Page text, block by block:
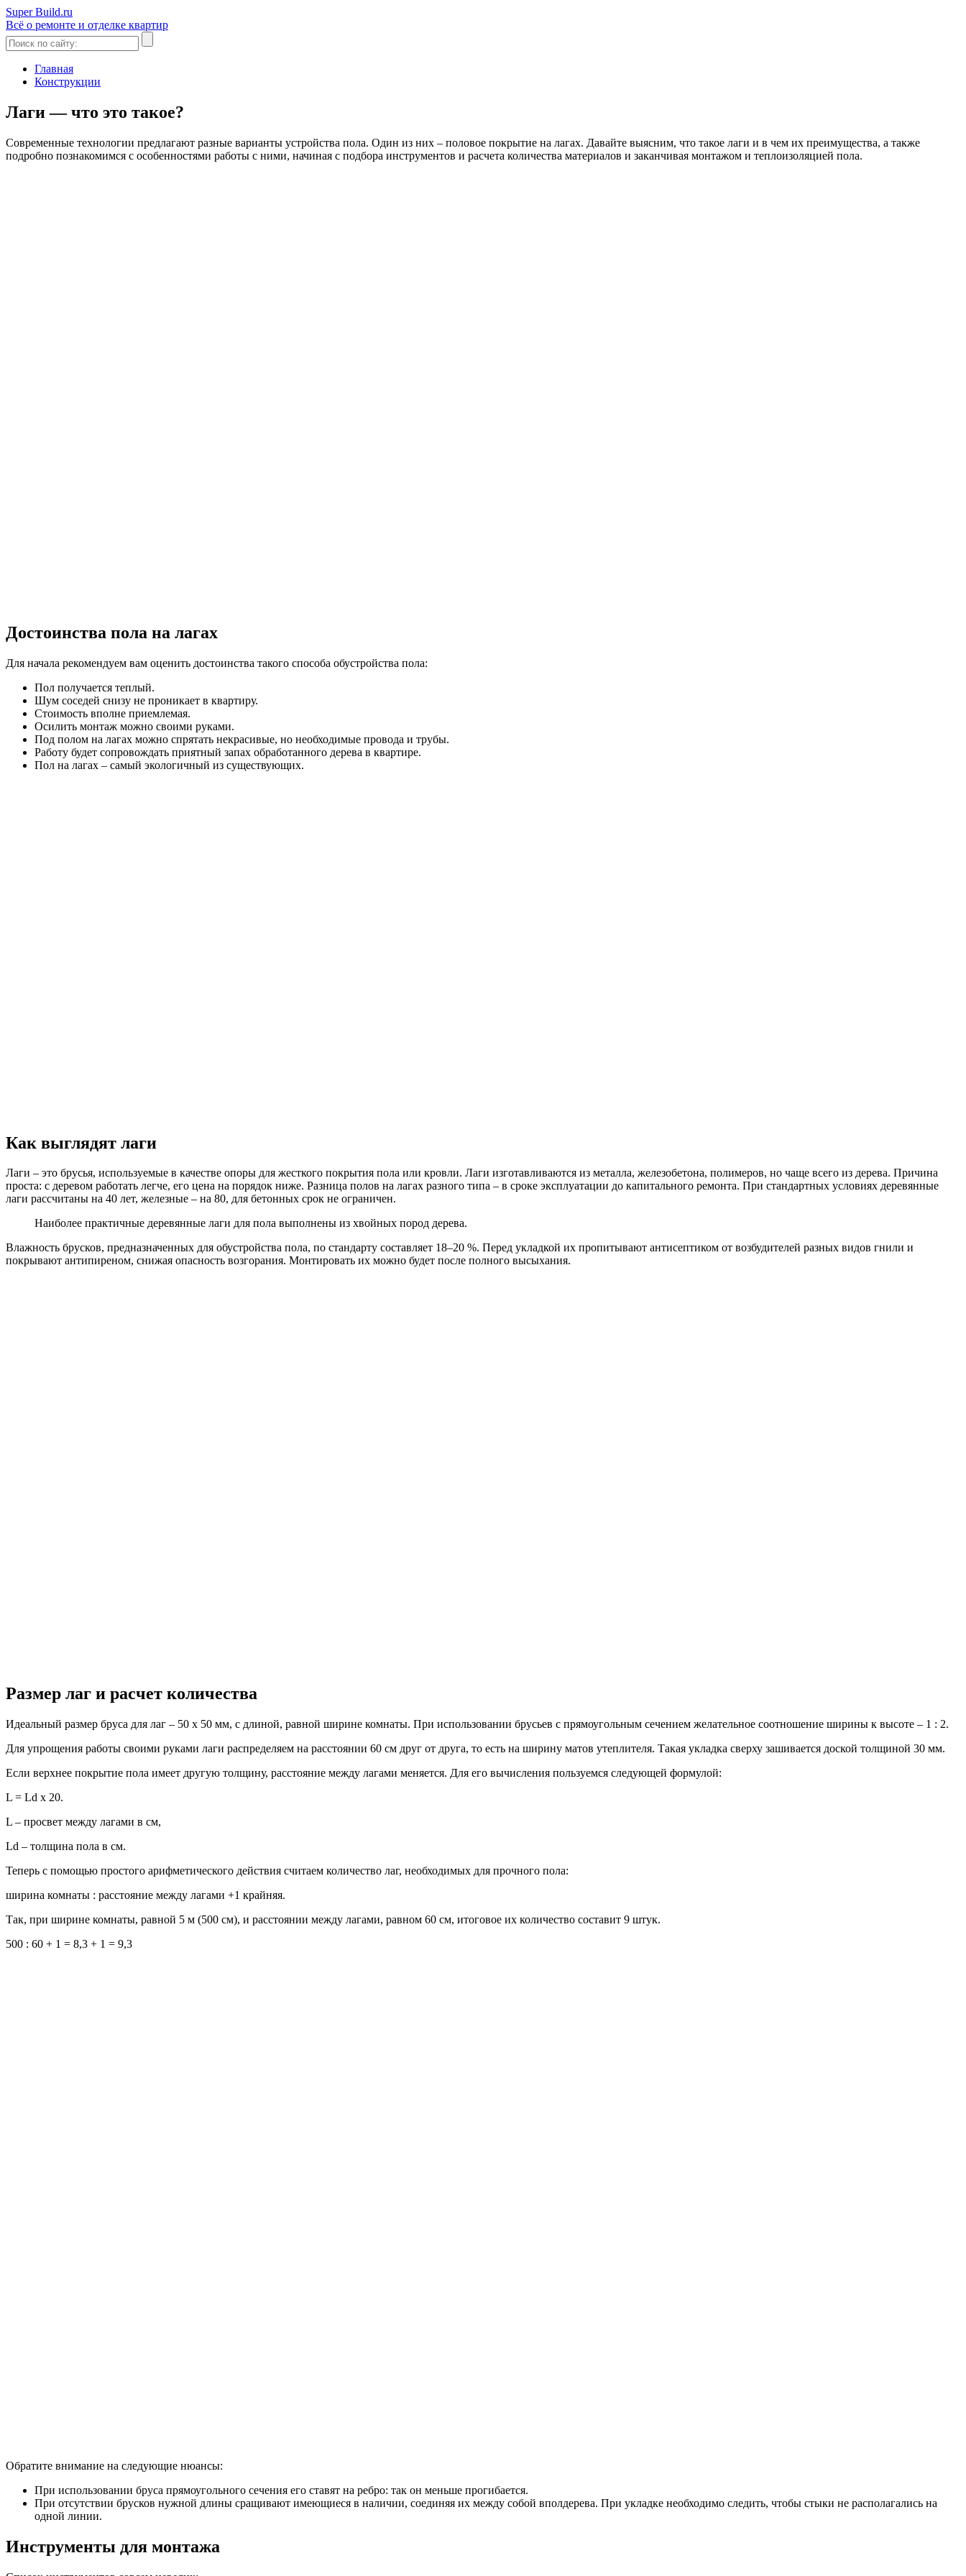
Super Build.ru
Всё о ремонте и отделке квартир
Главная
Конструкции
Лаги — что это такое?
Современные технологии предлагают разные варианты устройства пола. Один из них – половое покрытие на лагах. Давайте выясним, что такое лаги и в чем их преимущества, а также
подробно познакомимся с особенностями работы с ними, начиная с подбора инструментов и расчета количества материалов и заканчивая монтажом и теплоизоляцией пола.
Достоинства пола на лагах
Для начала рекомендуем вам оценить достоинства такого способа обустройства пола:
Пол получается теплый.
Шум соседей снизу не проникает в квартиру.
Стоимость вполне приемлемая.
Осилить монтаж можно своими руками.
Под полом на лагах можно спрятать некрасивые, но необходимые провода и трубы.
Работу будет сопровождать приятный запах обработанного дерева в квартире.
Пол на лагах – самый экологичный из существующих.
Как выглядят лаги
Лаги – это брусья, используемые в качестве опоры для жесткого покрытия пола или кровли. Лаги изготавливаются из металла, железобетона, полимеров, но чаще всего из дерева. Причина
проста: с деревом работать легче, его цена на порядок ниже. Разница полов на лагах разного типа – в сроке эксплуатации до капитального ремонта. При стандартных условиях деревянные
лаги рассчитаны на 40 лет, железные – на 80, для бетонных срок не ограничен.
Наиболее практичные деревянные лаги для пола выполнены из хвойных пород дерева.
Влажность брусков, предназначенных для обустройства пола, по стандарту составляет 18–20 %. Перед укладкой их пропитывают антисептиком от возбудителей разных видов гнили и
покрывают антипиреном, снижая опасность возгорания. Монтировать их можно будет после полного высыхания.
Размер лаг и расчет количества
Идеальный размер бруса для лаг – 50 х 50 мм, с длиной, равной ширине комнаты. При использовании брусьев с прямоугольным сечением желательное соотношение ширины к высоте – 1 : 2.
Для упрощения работы своими руками лаги распределяем на расстоянии 60 см друг от друга, то есть на ширину матов утеплителя. Такая укладка сверху зашивается доской толщиной 30 мм.
Если верхнее покрытие пола имеет другую толщину, расстояние между лагами меняется. Для его вычисления пользуемся следующей формулой:
L = Ld x 20.
L – просвет между лагами в см,
Ld – толщина пола в см.
Теперь с помощью простого арифметического действия считаем количество лаг, необходимых для прочного пола:
ширина комнаты : расстояние между лагами +1 крайняя.
Так, при ширине комнаты, равной 5 м (500 см), и расстоянии между лагами, равном 60 см, итоговое их количество составит 9 штук.
500 : 60 + 1 = 8,3 + 1 = 9,3
Обратите внимание на следующие нюансы:
При использовании бруса прямоугольного сечения его ставят на ребро: так он меньше прогибается.
При отсутствии брусков нужной длины сращивают имеющиеся в наличии, соединяя их между собой вполдерева. При укладке необходимо следить, чтобы стыки не располагались на
одной линии.
Инструменты для монтажа